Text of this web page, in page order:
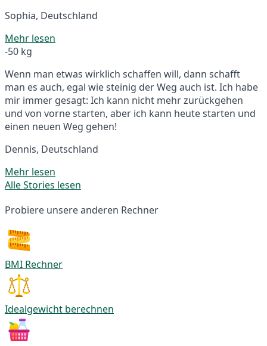
Sophia, Deutschland
Mehr lesen
-50 kg
Wenn man etwas wirklich schaffen will, dann schafft
man es auch, egal wie steinig der Weg auch ist. Ich habe
mir immer gesagt: Ich kann nicht mehr zurückgehen
und von vorne starten, aber ich kann heute starten und
einen neuen Weg gehen!
Dennis, Deutschland
Mehr lesen
Alle Stories lesen
Probiere unsere anderen Rechner
BMI Rechner
Idealgewicht berechnen